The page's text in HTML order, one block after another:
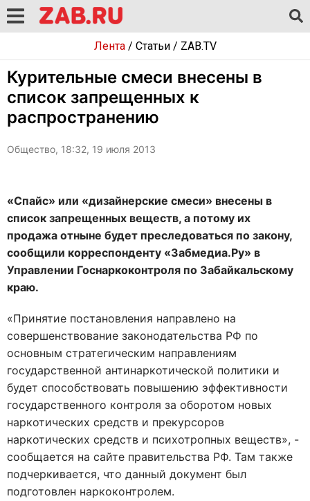
Лента/ Статьи/ ZAB.TV
Курительные смеси внесены в
список запрещенных к
распространению
Общество, 18:32, 19 июля 2013
«Спайс» или «дизайнерские смеси» внесены в
список запрещенных веществ, а потому их
продажа отныне будет преследоваться по закону,
сообщили корреспонденту «Забмедиа.Ру» в
Управлении Госнаркоконтроля по Забайкальскому
краю.
«Принятие постановления направлено на
совершенствование законодательства РФ по
основным стратегическим направлениям
государственной антинаркотической политики и
будет способствовать повышению эффективности
государственного контроля за оборотом новых
наркотических средств и прекурсоров
наркотических средств и психотропных веществ», -
сообщается на сайте правительства РФ. Там также
подчеркивается, что данный документ был
подготовлен наркоконтролем.